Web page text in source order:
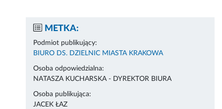
METKA:
Podmiot publikujący:
BIURO DS. DZIELNIC MIASTA KRAKOWA
Osoba odpowiedzialna:
NATASZA KUCHARSKA - DYREKTOR BIURA
Osoba publikująca:
JACEK ŁAZ